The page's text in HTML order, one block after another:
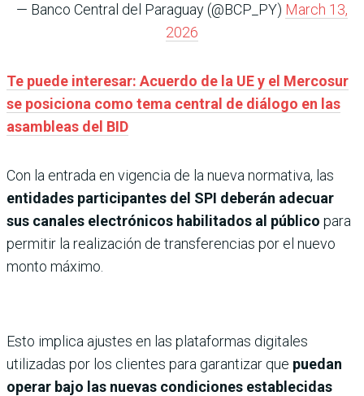
— Banco Central del Paraguay (@BCP_PY) March 13,
2026
Te puede interesar: Acuerdo de la UE y el Mercosur
se posiciona como tema central de diálogo en las
asambleas del BID
Con la entrada en vigencia de la nueva normativa, las
entidades participantes del SPI deberán adecuar
sus canales electrónicos habilitados al público para
permitir la realización de transferencias por el nuevo
monto máximo.
Esto implica ajustes en las plataformas digitales
utilizadas por los clientes para garantizar que puedan
operar bajo las nuevas condiciones establecidas